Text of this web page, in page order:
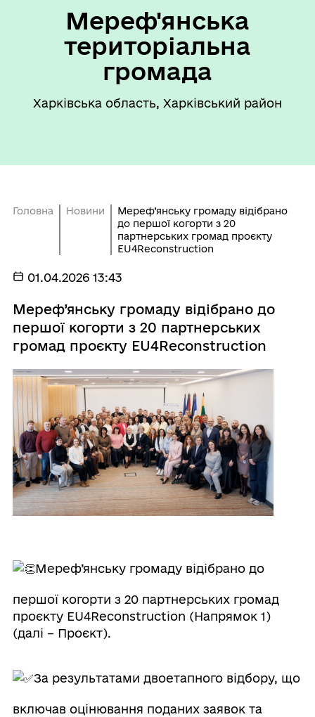
Мереф'янська
територіальна
громада
Харківська область, Харківський район
Головна Новини
Мереф’янську громаду відібрано
до першої когорти з 20
партнерських громад проєкту
EU4Reconstruction
01.04.2026 13:43
Мереф’янську громаду відібрано до
першої когорти з 20 партнерських
громад проєкту EU4Reconstruction
Мереф’янську громаду відібрано до
першої когорти з 20 партнерських громад
проєкту EU4Reconstruction (Напрямок 1)
(далі – Проєкт).
За результатами двоетапного відбору, що
включав оцінювання поданих заявок та